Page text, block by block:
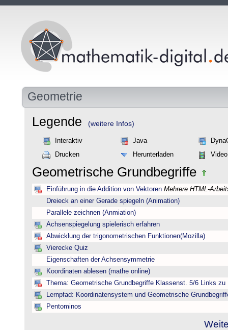
Geometrie
Legende (weitere Infos)
Interaktiv Java
Drucken
Herunterladen Video
Geometrische Grundbegriffe
Einführung in die Addition von Vektoren Mehrere HTML-
Dreieck an einer Gerade spiegeln (Animation)
Parallele zeichnen (Anmiation)
Achsenspiegelung spielerisch erfahren
Abwicklung der trigonometrischen Funktionen(Mozilla)
Vierecke Quiz
Eigenschaften der Achsensymmetrie
Koordinaten ablesen (mathe online)
Thema: Geometrische Grundbegriffe Klassenst. 5/6 Links
Lernpfad: Koordinatensystem und Geometrische
Pentominos